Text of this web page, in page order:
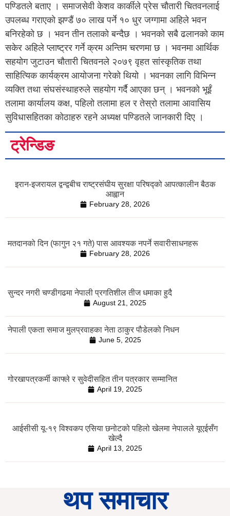
ट्रेन्डिङ
इरान-इजरायल द्वन्द्वबीच राष्ट्रसंघीय सुरक्षा परिषद्को आपत्कालीन बैठक
आह्वान
February 28, 2026
मतदानको दिन (फागुन २१ गते) पास आवश्यक नपर्ने सवारीसाधनहरू
February 28, 2026
सुन्दर नगरी चण्डीगढमा नेपाली प्रगतिशील तीज धमाका हुदै
August 21, 2025
नेपाली एकता समाज मुलप्रवाहका नेता ठाकुर पौडेलको निधन
June 5, 2025
गोरखापत्रकर्मी काफ्ले र सुवेदीसहित तीन पत्रकार सम्मानित
April 19, 2025
आईसीसी यू-१९ विश्वकप एसिया छनोटको पहिलो खेलमा नेपालले यूएईसँग
खेल्दै
April 13, 2025
पण्डितले बताए । समाजसेवी केशव कार्कीले प्रेस चौतारी चितवनलाई
उपलब्ध गराएको झण्डैं ७० लाख पर्ने १० धुर जग्गामा अहिले भवन
बनिरहेको छ । भवन तीन तलाको बन्दैछ । भवनको सबै ढलानको काम
सकेर अहिले प्लाष्ट्रर गर्ने क्रम अन्तिम चरणमा छ । भवनमा आर्थिक
सहयोग जुटाउन चौतारी चितवनले २०७९ वृहत सांस्कृतिक तथा
साहित्यिक कार्यक्रम आयोजना गरेको थियो । भवनका लागि विभिन्न
व्यक्ति तथा संघसंस्थाहरुले सहयोग गर्दै आएका छन् । भवनको भूईं
तलामा कार्यालय कक्ष, पहिलो तलामा हल र तेस्रो तलामा आवासिय
सुविधासहितका कोठाहरु रहने अध्यक्ष पण्डितले जानकारी दिए ।
थप समाचार